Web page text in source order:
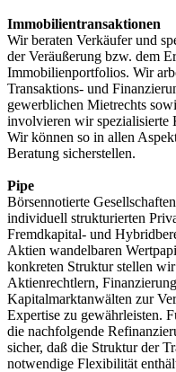
Immobilientransaktionen
Wir beraten Verkäufer und
der Veräußerung bzw. dem
Immobilienportfolios. Wir
Transaktions- und
gewerblichen Mietrechts
involvieren wir spezialisierte
Wir können so in allen
Beratung sicherstellen.
Pipe
Börsennotierte
individuell strukturierten
Fremdkapital- und
Aktien wandelbaren
konkreten Struktur stellen
Aktienrechtlern,
Kapitalmarktanwälten zur
Expertise zu gewährleisten.
die nachfolgende
sicher, daß die Struktur der
notwendige Flexibilität